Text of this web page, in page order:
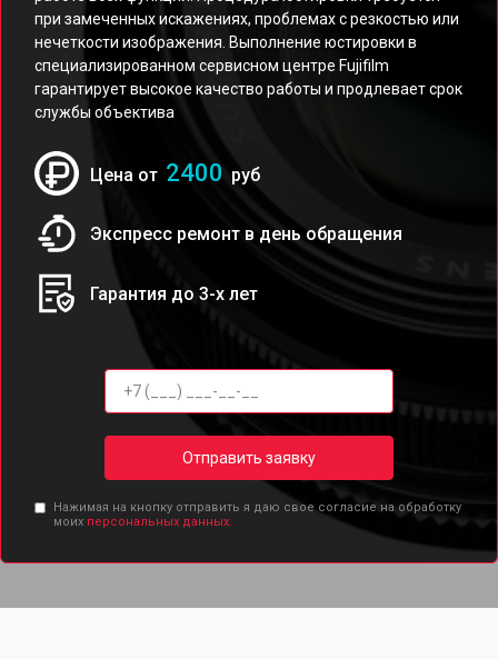
при замеченных искажениях, проблемах с резкостью или
нечеткости изображения. Выполнение юстировки в
специализированном сервисном центре Fujifilm
гарантирует высокое качество работы и продлевает срок
службы объектива
Цена от 2400 руб
Экспресс ремонт в день обращения
Гарантия до 3-х лет
Отправить заявку
Нажимая на кнопку отправить я даю свое согласие на обработку
моих персональных данных.